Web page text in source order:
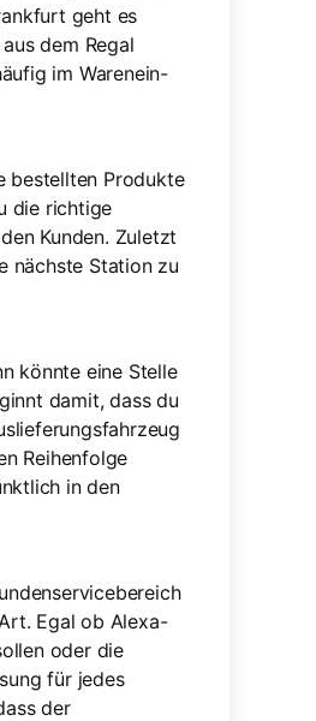
geht es
dem Regal
im Warenein-
bestellten Produkte
die richtige
Kunden. Zuletzt
nächste Station zu
könnte eine Stelle
damit, dass du
Reihenfolge
in den
Egal ob Alexa-
oder die
für jedes
der